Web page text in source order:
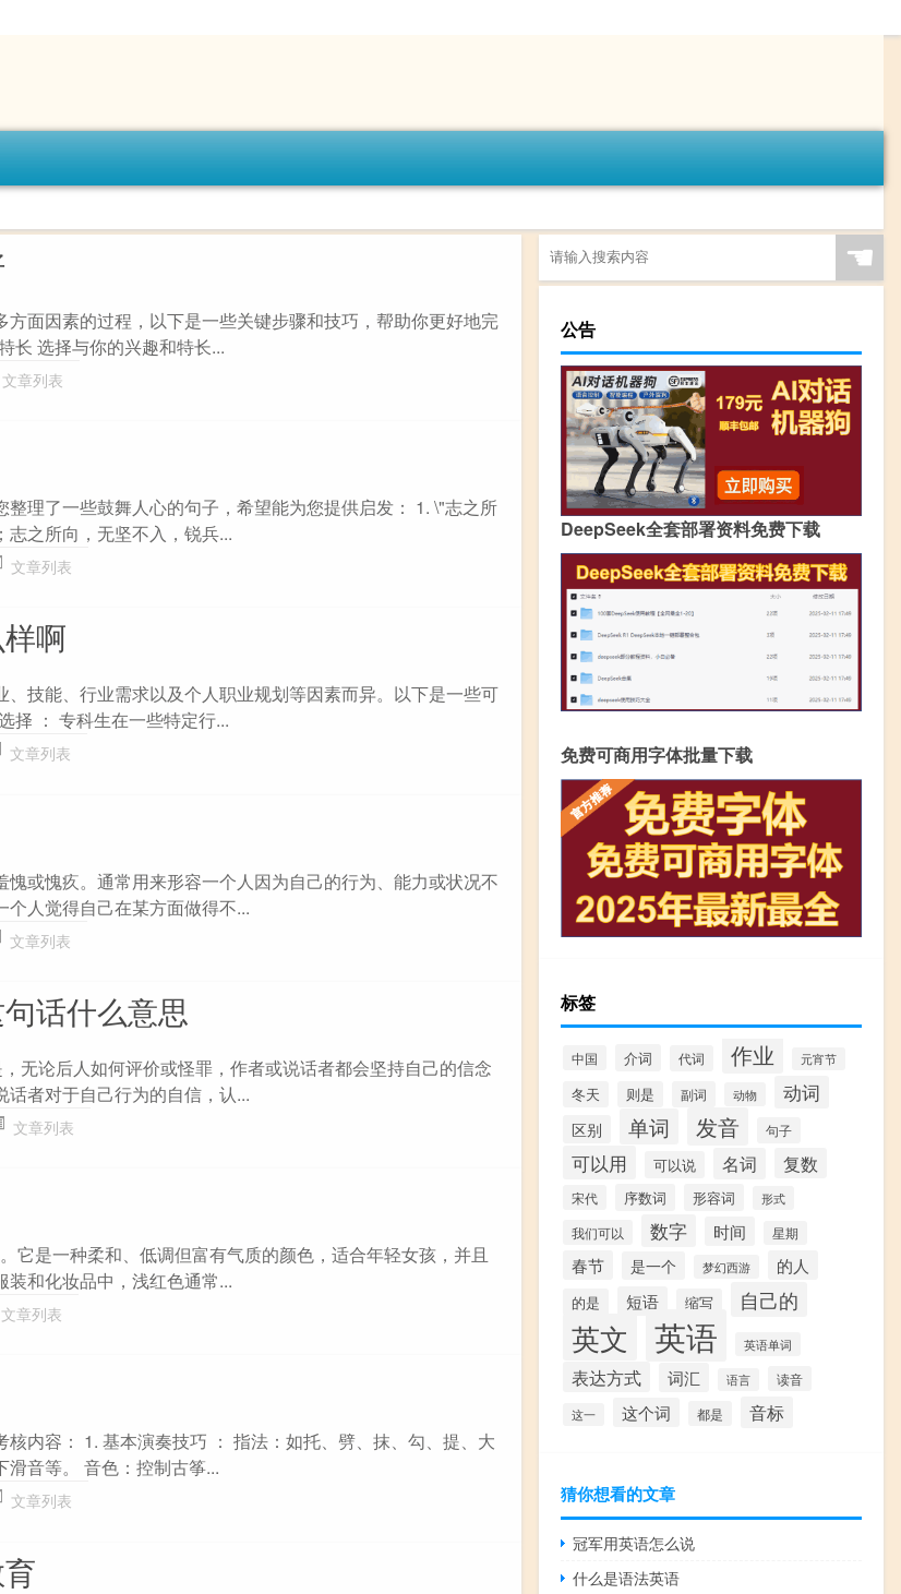
面因素的过程，以下是一些关键步骤和技巧，帮助你更好地完
长 选择与你的兴趣和特长...
文章列表
理了一些鼓舞人心的句子，希望能为您提供启发： 1. \"志之所
之所向，无坚不入，锐兵...
文章列表
啊
技能、行业需求以及个人职业规划等因素而异。以下是一些可
择 ： 专科生在一些特定行...
文章列表
或愧疚。通常用来形容一个人因为自己的行为、能力或状况不
人觉得自己在某方面做得不...
文章列表
话什么意思
无论后人如何评价或怪罪，作者或说话者都会坚持自己的信念
者对于自己行为的自信，认...
文章列表
它是一种柔和、低调但富有气质的颜色，适合年轻女孩，并且
和化妆品中，浅红色通常...
文章列表
内容： 1. 基本演奏技巧 ： 指法：如托、劈、抹、勾、提、大
音等。 音色：控制古筝...
文章列表
☚
公告
DeepSeek全套部署资料免费下载
免费可商用字体批量下载
标签
中国 介词 代词 作业 元宵节
冬天 则是 副词 动物 动词
区别 单词 发音 句子
可以用 可以说 名词 复数
宋代 序数词 形容词 形式
我们可以 数字 时间 星期
春节 是一个 梦幻西游 的人
的是 短语 缩写 自己的
英文 英语 英语单词
表达方式 词汇 语言 读音
这一 这个词 都是 音标
猜你想看的文章
冠军用英语怎么说
什么是语法英语